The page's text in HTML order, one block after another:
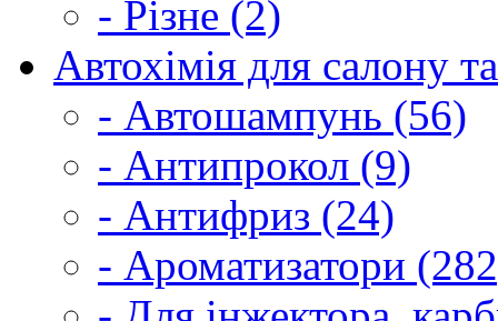
- Різне (2)
Автохімія для салону
- Автошампунь (56)
- Антипрокол (9)
- Антифриз (24)
- Ароматизатори